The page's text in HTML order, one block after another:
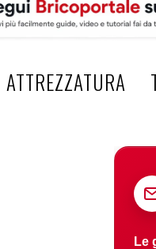
ATTREZZATURA
Le